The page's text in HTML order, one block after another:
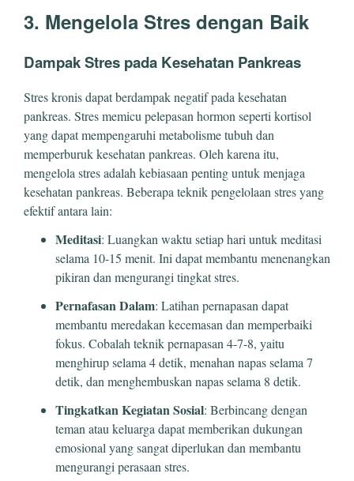
3. Mengelola Stres dengan Baik
Dampak Stres pada Kesehatan Pankreas
Stres kronis dapat berdampak negatif pada kesehatan
pankreas. Stres memicu pelepasan hormon seperti kortisol
yang dapat mempengaruhi metabolisme tubuh dan
memperburuk kesehatan pankreas. Oleh karena itu,
mengelola stres adalah kebiasaan penting untuk menjaga
kesehatan pankreas. Beberapa teknik pengelolaan stres yang
efektif antara lain:
Meditasi: Luangkan waktu setiap hari untuk meditasi
selama 10-15 menit. Ini dapat membantu menenangkan
pikiran dan mengurangi tingkat stres.
Pernafasan Dalam: Latihan pernapasan dapat
membantu meredakan kecemasan dan memperbaiki
fokus. Cobalah teknik pernapasan 4-7-8, yaitu
menghirup selama 4 detik, menahan napas selama 7
detik, dan menghembuskan napas selama 8 detik.
Tingkatkan Kegiatan Sosial: Berbincang dengan
teman atau keluarga dapat memberikan dukungan
emosional yang sangat diperlukan dan membantu
mengurangi perasaan stres.